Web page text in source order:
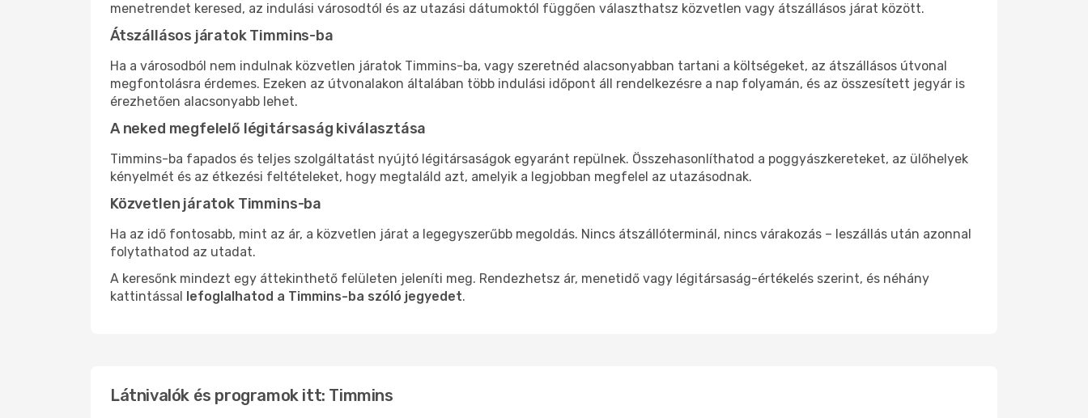
menetrendet keresed, az indulási városodtól és az utazási dátumoktól függően választhatsz közvetlen vagy átszállásos járat között.
Átszállásos járatok Timmins-ba
Ha a városodból nem indulnak közvetlen járatok Timmins-ba, vagy szeretnéd alacsonyabban tartani a költségeket, az átszállásos útvonal
megfontolásra érdemes. Ezeken az útvonalakon általában több indulási időpont áll rendelkezésre a nap folyamán, és az összesített jegyár is
érezhetően alacsonyabb lehet.
A neked megfelelő légitársaság kiválasztása
Timmins-ba fapados és teljes szolgáltatást nyújtó légitársaságok egyaránt repülnek. Összehasonlíthatod a poggyászkereteket, az ülőhelyek
kényelmét és az étkezési feltételeket, hogy megtaláld azt, amelyik a legjobban megfelel az utazásodnak.
Közvetlen járatok Timmins-ba
Ha az idő fontosabb, mint az ár, a közvetlen járat a legegyszerűbb megoldás. Nincs átszállóterminál, nincs várakozás – leszállás után azonnal
folytathatod az utadat.
A keresőnk mindezt egy áttekinthető felületen jeleníti meg. Rendezhetsz ár, menetidő vagy légitársaság-értékelés szerint, és néhány
kattintással lefoglalhatod a Timmins-ba szóló jegyedet.
Látnivalók és programok itt: Timmins